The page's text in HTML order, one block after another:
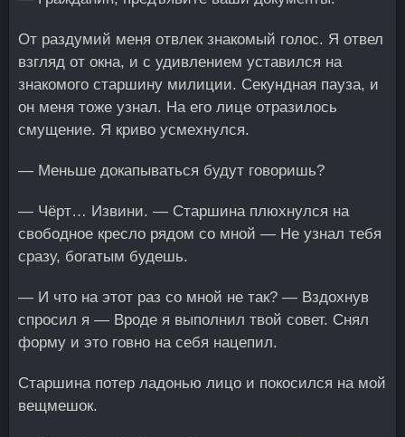
От раздумий меня отвлек знакомый голос. Я отвел
взгляд от окна, и с удивлением уставился на
знакомого старшину милиции. Секундная пауза, и
он меня тоже узнал. На его лице отразилось
смущение. Я криво усмехнулся.
— Меньше докапываться будут говоришь?
— Чёрт… Извини. — Старшина плюхнулся на
свободное кресло рядом со мной — Не узнал тебя
сразу, богатым будешь.
— И что на этот раз со мной не так? — Вздохнув
спросил я — Вроде я выполнил твой совет. Снял
форму и это говно на себя нацепил.
Старшина потер ладонью лицо и покосился на мой
вещмешок.